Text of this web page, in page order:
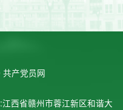
共产党员网
西省赣州市蓉江新区和谐大